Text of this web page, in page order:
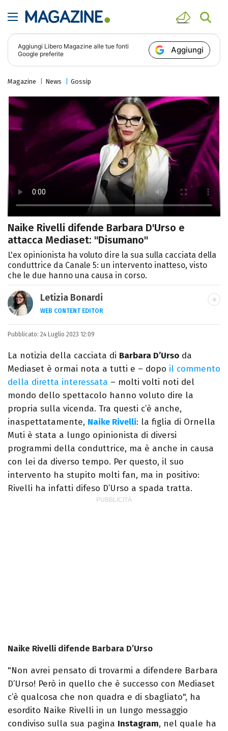
Aggiungi Libero Magazine alle tue fonti
Google preferite
Aggiungi
Magazine News Gossip
Naike Rivelli difende Barbara D'Urso e
attacca Mediaset: "Disumano"
L'ex opinionista ha voluto dire la sua sulla cacciata della
conduttrice da Canale 5: un intervento inatteso, visto
che le due hanno una causa in corso.
Letizia Bonardi
WEB CONTENT EDITOR
Content Editor e aspirante giornalista,
appassionata di arte e libri con un amore
per la scrittura scoperto quasi per caso.
Pubblicato: 24 Luglio 2023 12:09
La notizia della cacciata di Barbara D’Urso da
Mediaset è ormai nota a tutti e – dopo il commento
della diretta interessata – molti volti noti del
mondo dello spettacolo hanno voluto dire la
propria sulla vicenda. Tra questi c’è anche,
inaspettatamente, Naike Rivelli: la figlia di Ornella
Muti è stata a lungo opinionista di diversi
programmi della conduttrice, ma è anche in causa
con lei da diverso tempo. Per questo, il suo
intervento ha stupito molti fan, ma in positivo:
Rivelli ha infatti difeso D’Urso a spada tratta.
Naike Rivelli difende Barbara D’Urso
"Non avrei pensato di trovarmi a difendere Barbara
D’Urso! Però in quello che è successo con Mediaset
c’è qualcosa che non quadra e di sbagliato", ha
esordito Naike Rivelli in un lungo messaggio
condiviso sulla sua pagina Instagram, nel quale ha